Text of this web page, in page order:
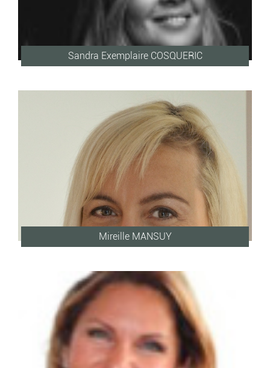
Sandra Exemplaire COSQUERIC
Mireille MANSUY